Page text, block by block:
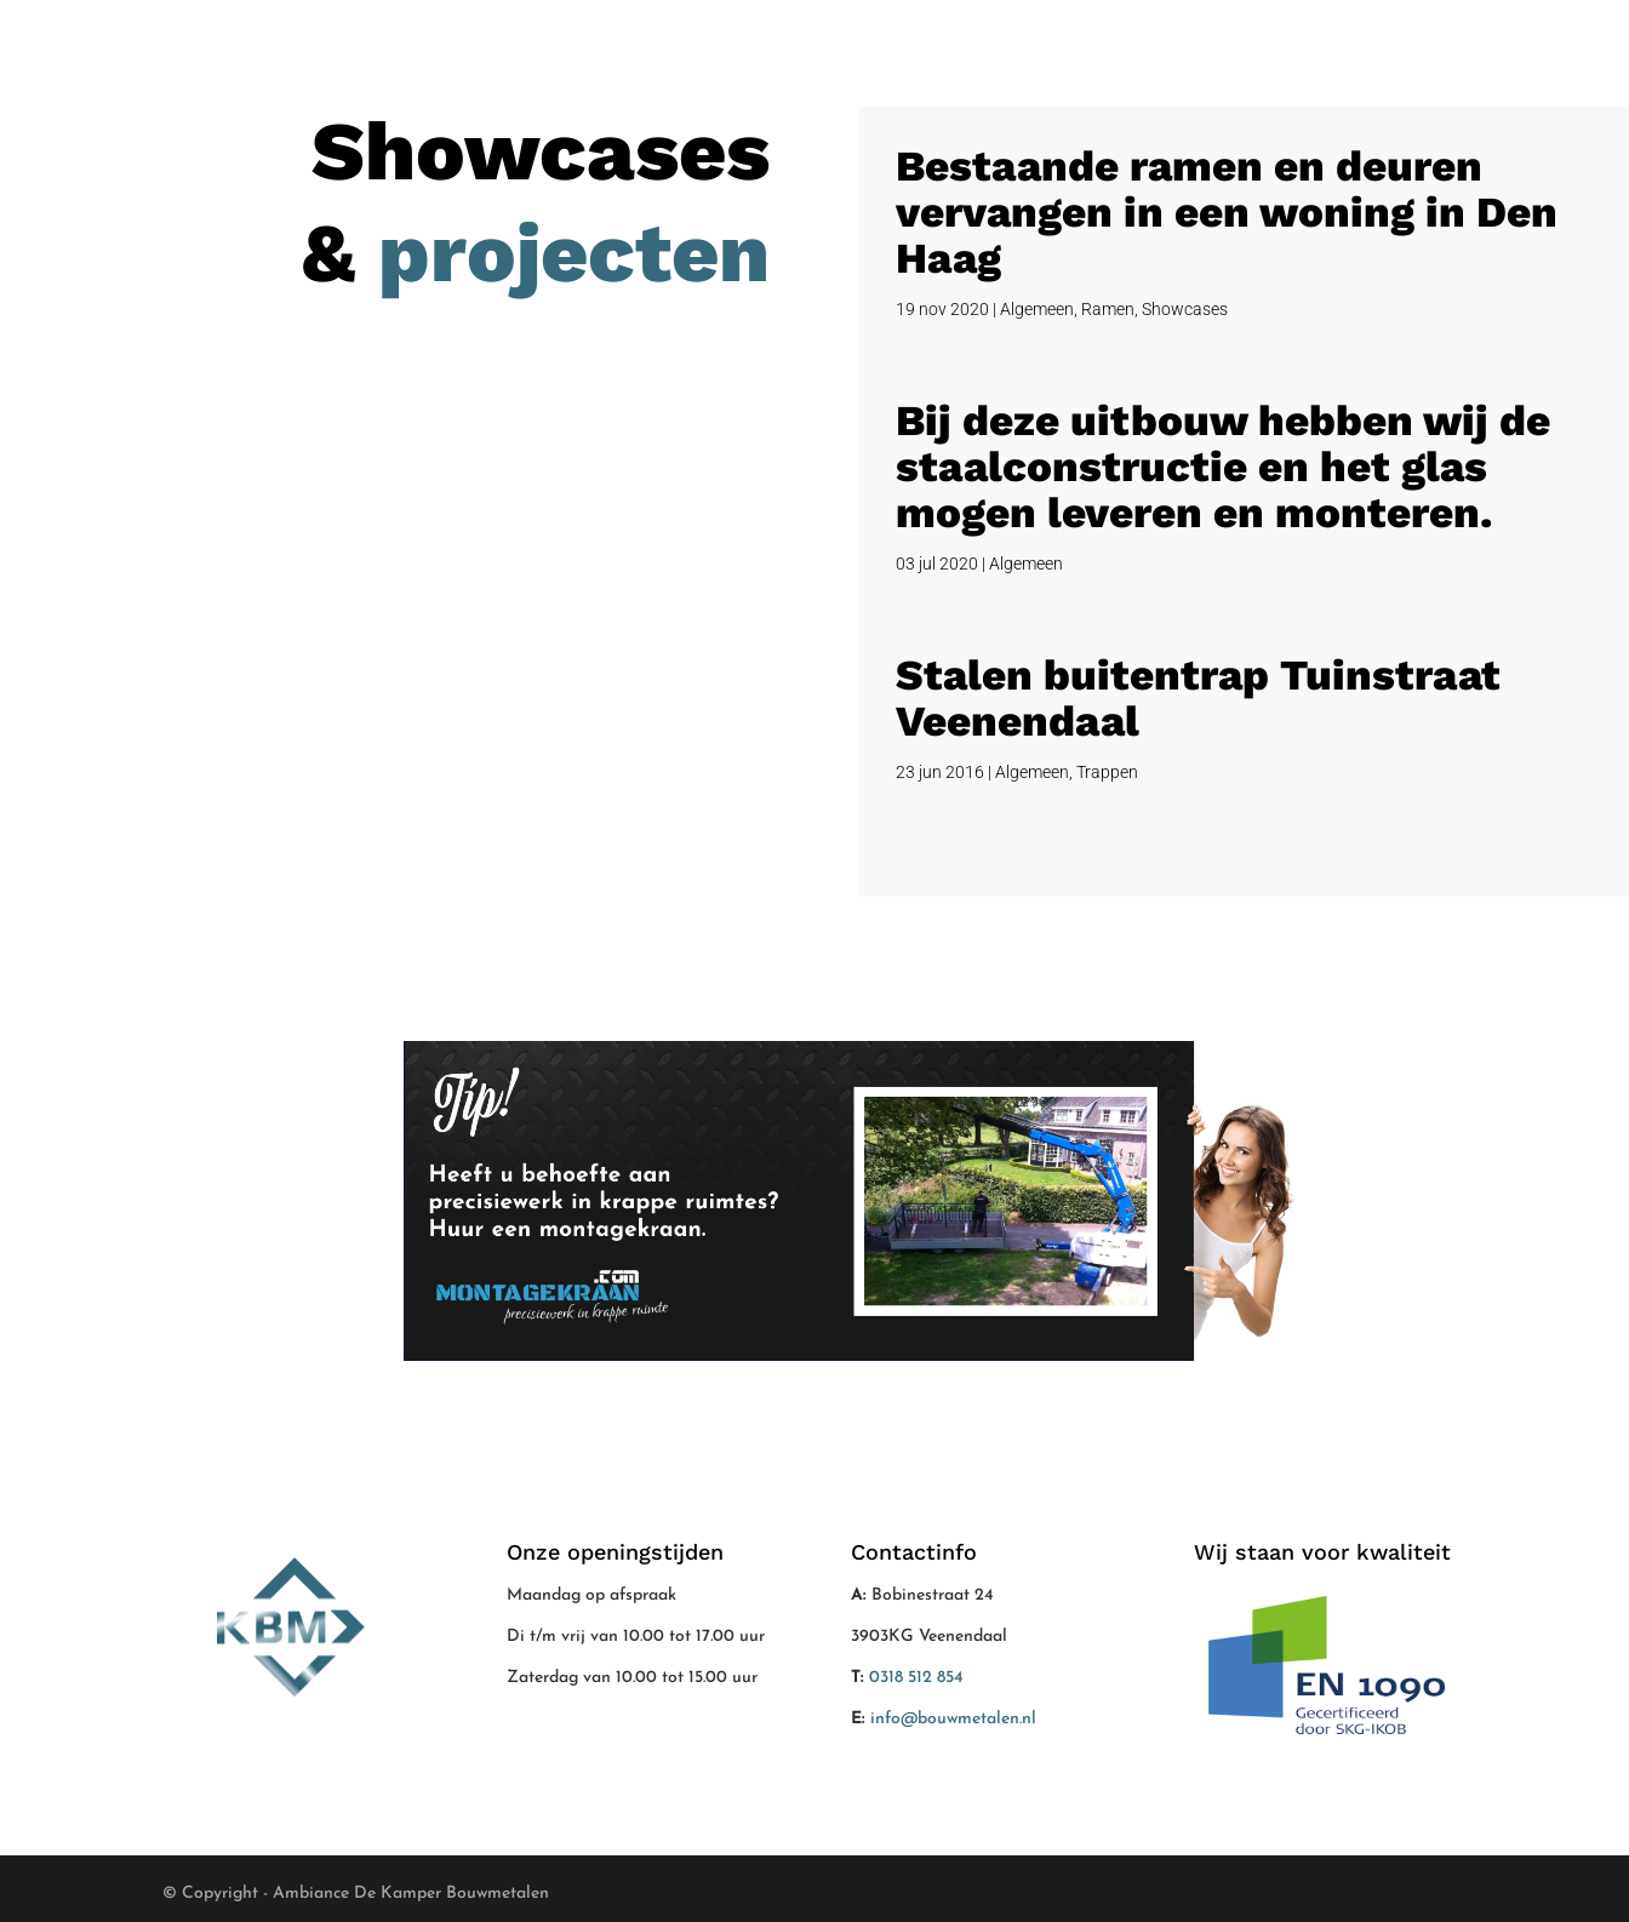
Showcases
& projecten
Bestaande ramen en deuren
vervangen in een woning in Den
Haag
19 nov 2020 | Algemeen Ramen Showcases
Bij deze uitbouw hebben wij de
staalconstructie en het glas
mogen leveren en monteren.
03 jul 2020 | Algemeen
Stalen buitentrap Tuinstraat
Veenendaal
23 jun 2016 | Algemeen Trappen
Onze openingstijden
Maandag op afspraak
Di t/m vrij van 10.00 tot 17.00 uur
Zaterdag van 10.00 tot 15.00 uur
Contactinfo
A: Bobinestraat 24
3903KG Veenendaal
T: 0318 512 854
E: info@bouwmetalen.nl
Wij staan voor kwaliteit
© Copyright - Ambiance De Kamper Bouwmetalen